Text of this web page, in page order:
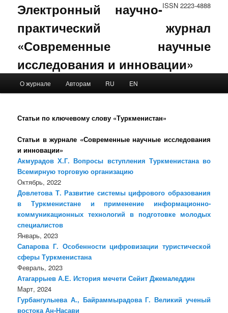
ISSN 2223-4888
Электронный научно-
практический журнал
«Современные научные
исследования и инновации»
Skip to primary content
Skip to secondary content
О журнале Авторам RU EN
Статьи по ключевому слову «Туркменистан»
Статьи в журнале «Современные научные исследования
и инновации»
Акмурадов Х.Г. Вопросы вступления Туркменистана во
Всемирную торговую организацию
Октябрь, 2022
Довлетова Т. Развитие системы цифрового образования
в Туркменистане и применение информационно-
коммуникационных технологий в подготовке молодых
специалистов
Январь, 2023
Сапарова Г. Особенности цифровизации туристической
сферы Туркменистана
Февраль, 2023
Атагаррыев А.Е. История мечети Сейит Джемаледдин
Март, 2024
Гурбангулыева А., Байраммырадова Г. Великий ученый
востока Ан-Насави